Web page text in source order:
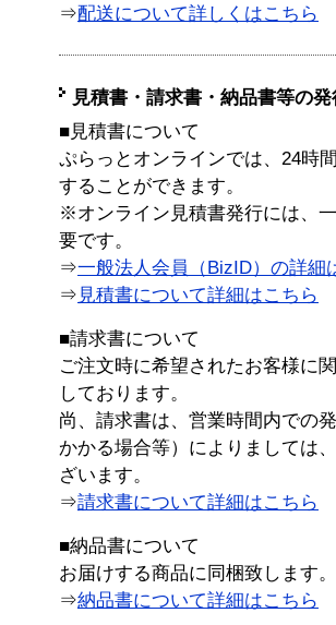
⇒配送について詳しくはこちら
見積書・請求書・納品書等の
■見積書について
ぷらっとオンラインでは、24時
することができます。
※オンライン見積書発行には、
要です。
⇒一般法人会員（BizID）の詳細
⇒ 見積書について詳細はこちら
■請求書について
ご注文時に希望されたお客様に
しております。
尚、請求書は、営業時間内での
かかる場合等）によりましては
ざいます。
⇒請求書について詳細はこちら
■納品書について
お届けする商品に同梱致します。
⇒納品書について詳細はこちら